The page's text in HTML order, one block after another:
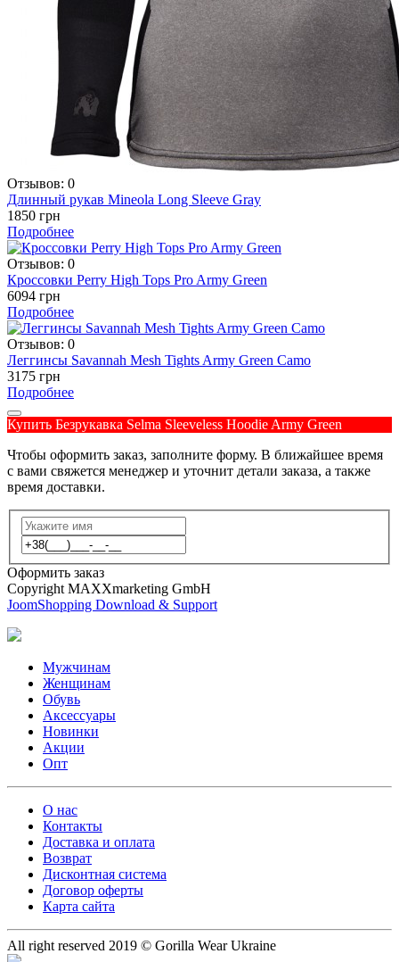
Отзывов: 0
Длинный рукав Mineola Long Sleeve Gray
1850 грн
Подробнее
Отзывов: 0
Кроссовки Perry High Tops Pro Army Green
6094 грн
Подробнее
Отзывов: 0
Леггинсы Savannah Mesh Tights Army Green Camo
3175 грн
Подробнее
Купить Безрукавка Selma Sleeveless Hoodie Army Green
Чтобы оформить заказ, заполните форму. В ближайшее время
с вами свяжется менеджер и уточнит детали заказа, а также
время доставки.
Оформить заказ
Copyright MAXXmarketing GmbH
JoomShopping Download & Support
Мужчинам
Женщинам
Обувь
Аксессуары
Новинки
Акции
Опт
О нас
Контакты
Доставка и оплата
Возврат
Дисконтная система
Договор оферты
Карта сайта
All right reserved 2019 © Gorilla Wear Ukraine